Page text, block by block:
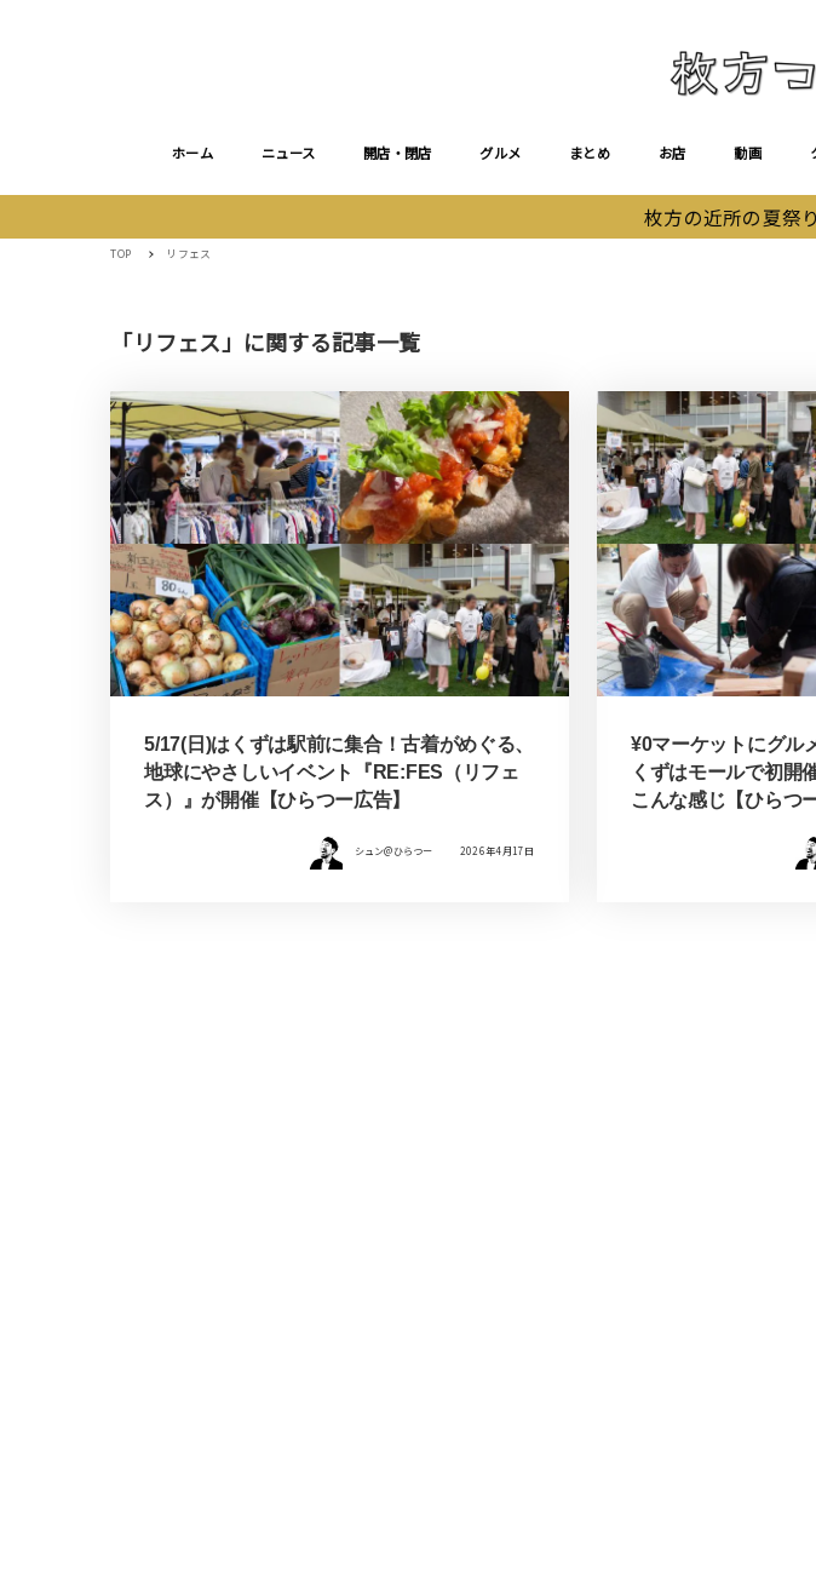
ホーム ニュース 開店・閉店 グルメ まとめ お店 動画
枚方の近所の夏祭
TOP リフェス
「リフェス」に関する記事一覧
5/17(日)はくずは駅前に集合！古着がめぐる、
地球にやさしいイベント『RE:FES（リフェ
ス）』が開催【ひらつー広告】
シュン@ひらつー 2026年4月17日
¥0マーケットにグル
くずはモールで初開
こんな感じ【ひらつ